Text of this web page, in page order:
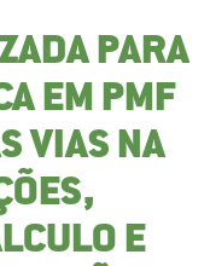
PARA
EM PMF
VIAS NA
E